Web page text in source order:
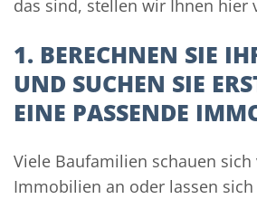
das sind, stellen wir Ihnen hier
1. BERECHNEN SIE
UND SUCHEN SIE
EINE PASSENDE
Viele Baufamilien schauen sich
Immobilien an oder lassen